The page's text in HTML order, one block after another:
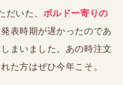
だいた、 ボルドー寄りの
表時期が遅かったのであ
まいました。あの時注文
た方はぜひ今年こそ。